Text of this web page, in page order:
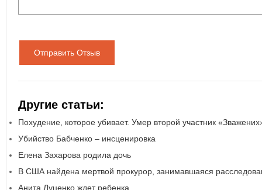
Отправить Отзыв
Другие статьи:
Похудение, которое убивает. Умер второй участник
Убийство Бабченко – инсценировка
Елена Захарова родила дочь
В США найдена мертвой прокурор, занимавшаяся
Анита Луценко ждет ребенка